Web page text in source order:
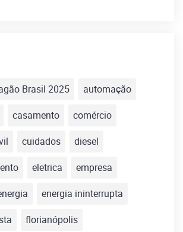
Brasil 2025
automação
casamento
comércio
cuidados
diesel
eletrica
empresa
energia ininterrupta
florianópolis